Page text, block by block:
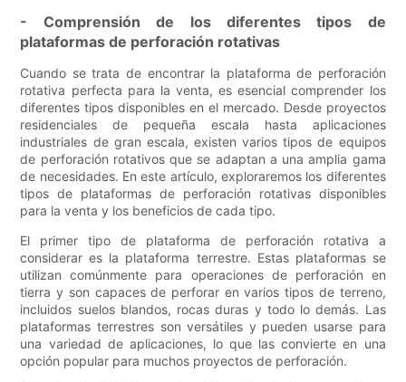
- Comprensión de los diferentes tipos de
plataformas de perforación rotativas
Cuando se trata de encontrar la plataforma de perforación
rotativa perfecta para la venta, es esencial comprender los
diferentes tipos disponibles en el mercado. Desde proyectos
residenciales de pequeña escala hasta aplicaciones
industriales de gran escala, existen varios tipos de equipos
de perforación rotativos que se adaptan a una amplia gama
de necesidades. En este artículo, exploraremos los diferentes
tipos de plataformas de perforación rotativas disponibles
para la venta y los beneficios de cada tipo.
El primer tipo de plataforma de perforación rotativa a
considerar es la plataforma terrestre. Estas plataformas se
utilizan comúnmente para operaciones de perforación en
tierra y son capaces de perforar en varios tipos de terreno,
incluidos suelos blandos, rocas duras y todo lo demás. Las
plataformas terrestres son versátiles y pueden usarse para
una variedad de aplicaciones, lo que las convierte en una
opción popular para muchos proyectos de perforación.